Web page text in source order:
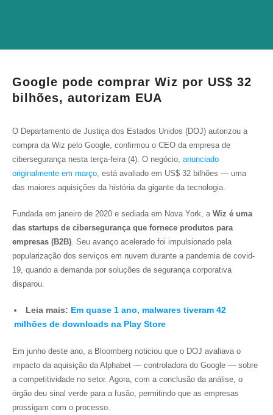
Google pode comprar Wiz por US$ 32
bilhões, autorizam EUA
O Departamento de Justiça dos Estados Unidos (DOJ) autorizou a
compra da Wiz pelo Google, confirmou o CEO da empresa de
cibersegurança nesta terça-feira (4). O negócio, anunciado
originalmente em março, está avaliado em US$ 32 bilhões — uma
das maiores aquisições da história da gigante da tecnologia.
Fundada em janeiro de 2020 e sediada em Nova York, a Wiz é uma
das startups de cibersegurança que fornece produtos para
empresas (B2B). Seu avanço acelerado foi impulsionado pela
popularização dos serviços em nuvem durante a pandemia de covid-
19, quando a demanda por soluções de segurança corporativa
disparou.
Leia mais: Em quase 1 ano, malwares tiveram 42
milhões de downloads na Play Store
Em junho deste ano, a Bloomberg noticiou que o DOJ avaliava o
impacto da aquisição da Alphabet — controladora do Google — sobre
a competitividade no setor. Agora, com a conclusão da análise, o
órgão deu sinal verde para a fusão, permitindo que as empresas
prossigam com o processo.